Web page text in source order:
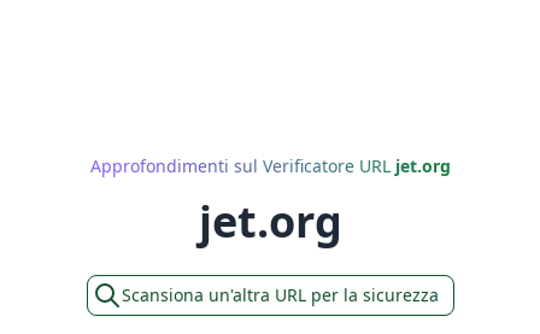
Approfondimenti sul Verificatore URL jet.org
jet.org
Scansiona un'altra URL per la sicurezza